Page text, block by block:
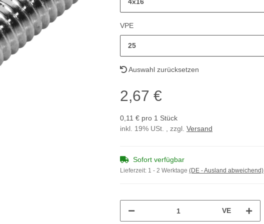
4x16
VPE
25
Auswahl zurücksetzen
2,67 €
0,11 € pro 1 Stück
inkl. 19% USt. , zzgl. Versand
Sofort verfügbar
Lieferzeit: 1 - 2 Werktage (DE - Ausland abweichend)
VE